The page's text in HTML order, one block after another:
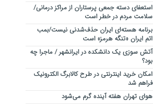
استعفای دسته جمعی پرستاران از مراکز درمانی/
سلامت مردم در خطر است
برنامه هسته‌ای ایران حذف‌شدنی نیست/بمب
اتم ایران «تنگه هرمز» است
آتش سوزی یک دانشکده در ایرانشهر / ماجرا چه
بود؟
امکان خرید اینترنتی در طرح کالابرگ الکترونیک
فراهم شد
هوای تهران هفته آینده گرم می‌شود